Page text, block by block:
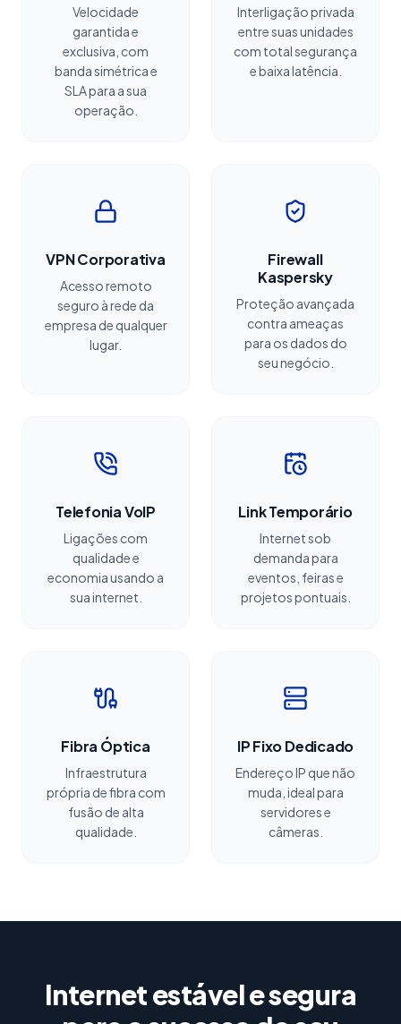
Velocidade
garantida e
exclusiva, com
banda simétrica e
SLA para a sua
operação.
Interligação privada
entre suas unidades
com total segurança
e baixa latência.
VPN Corporativa
Acesso remoto
seguro à rede da
empresa de qualquer
lugar.
Firewall
Kaspersky
Proteção avançada
contra ameaças
para os dados do
seu negócio.
Telefonia VoIP
Ligações com
qualidade e
economia usando a
sua internet.
Link Temporário
Internet sob
demanda para
eventos, feiras e
projetos pontuais.
Fibra Óptica
Infraestrutura
própria de fibra com
fusão de alta
qualidade.
IP Fixo Dedicado
Endereço IP que não
muda, ideal para
servidores e
câmeras.
Internet estável e segura